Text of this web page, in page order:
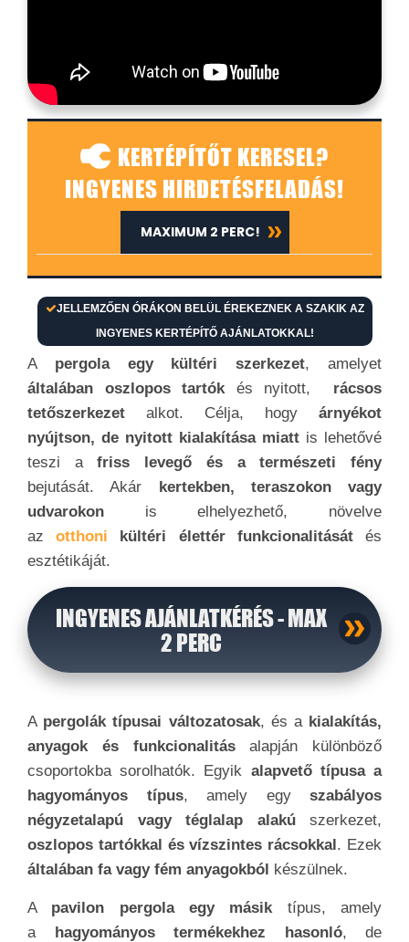
KERTÉPÍTŐT KERESEL?
INGYENES HIRDETÉSFELADÁS!
JELLEMZŐEN ÓRÁKON BELÜL ÉREKEZNEK A SZAKIK AZ
INGYENES KERTÉPÍTŐ AJÁNLATOKKAL!
MAXIMUM 2 PERC!
A pergola egy kültéri szerkezet, amelyet
általában oszlopos tartók és nyitott,
rácsos
tetőszerkezet alkot. Célja, hogy árnyékot
nyújtson, de nyitott kialakítása miatt is lehetővé
teszi afriss levegő és a természeti fény
bejutását. Akár kertekben, teraszokon vagy
udvarokon is elhelyezhető, növelve
az
otthoni kültéri élettér funkcionalitásátés
esztétikáját.
INGYENES AJÁNLATKÉRÉS - MAX
2 PERC
A pergolák típusai változatosak, és a kialakítás,
anyagok és funkcionalitásalapján különböző
csoportokba sorolhatók. Egyik alapvető típusa a
hagyományos típus, amely egy szabályos
négyzetalapú vagy téglalap alakú szerkezet,
oszlopos tartókkal és vízszintes rácsokkal. Ezek
általában fa vagy fém anyagokból készülnek.
A pavilon pergola egy másiktípus, amely
ahagyományos termékekhez hasonló, de